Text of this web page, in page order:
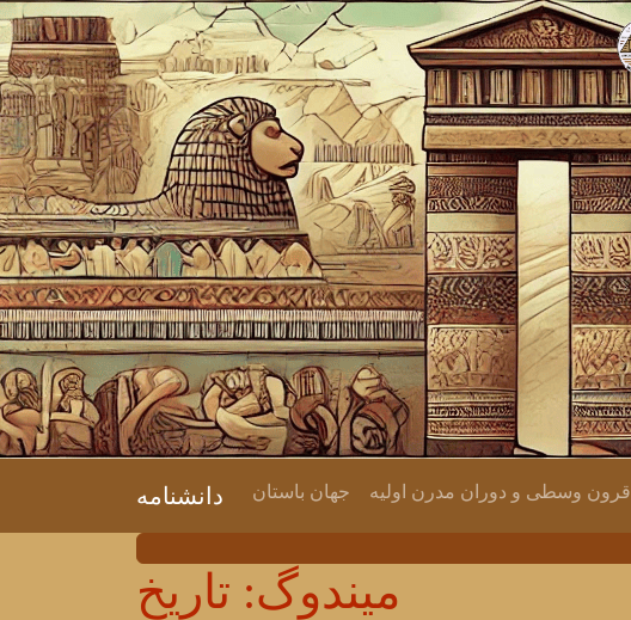
دانشنامه جهان باستان قرون وسطی و دوران مدرن اولیه
میندوگ: تاریخ